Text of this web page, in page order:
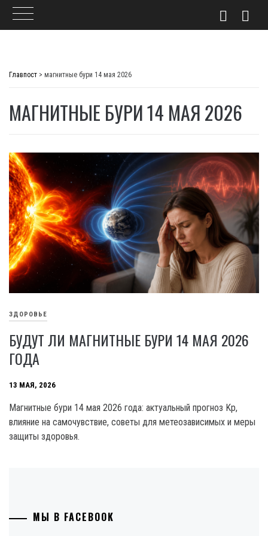
Главпост > магнитные бури 14 мая 2026
МАГНИТНЫЕ БУРИ 14 МАЯ 2026
ЗДОРОВЬЕ
БУДУТ ЛИ МАГНИТНЫЕ БУРИ 14 МАЯ 2026
ГОДА
13 МАЯ, 2026
Магнитные бури 14 мая 2026 года: актуальный прогноз Kp,
влияние на самочувствие, советы для метеозависимых и меры
защиты здоровья.
МЫ В FACEBOOK